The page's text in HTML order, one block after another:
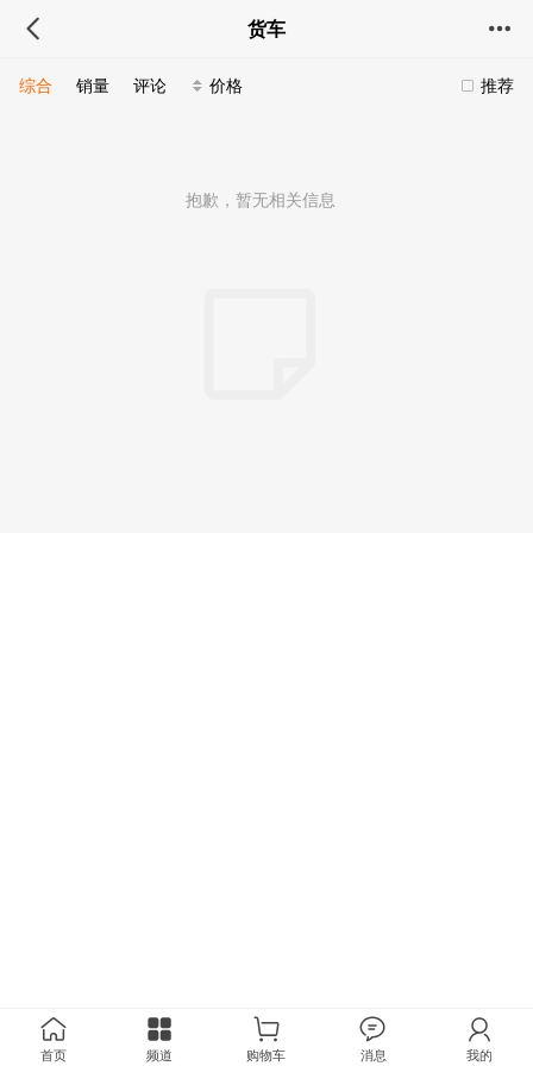
货车
推荐
综合 销量 评论 价格
抱歉，暂无相关信息
首页 频道 购物车 消息 我的